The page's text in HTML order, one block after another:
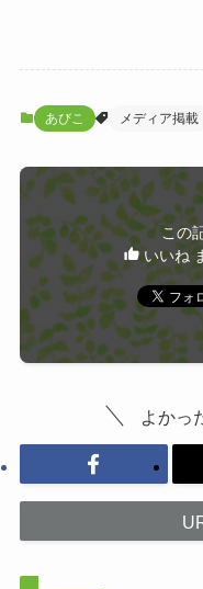
あびこ メディア掲載
この
いいね
よかっ